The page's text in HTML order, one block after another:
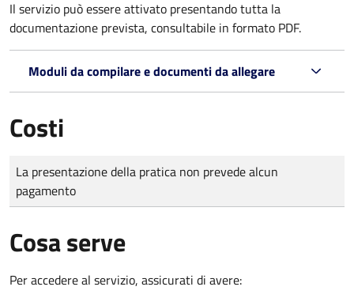
Il servizio può essere attivato presentando tutta la
documentazione prevista, consultabile in formato PDF.
Moduli da compilare e documenti da allegare
Costi
Tipo di pagamento
Importo
La presentazione della pratica non prevede alcun
pagamento
Cosa serve
Per accedere al servizio, assicurati di avere: